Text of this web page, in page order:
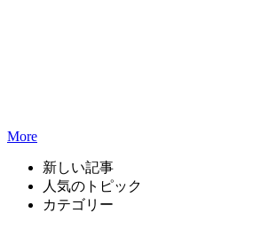
More
新しい記事
人気のトピック
カテゴリー